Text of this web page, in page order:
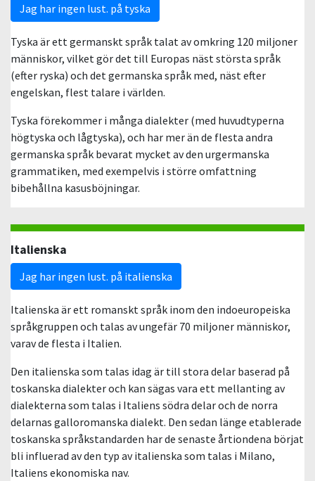
Jag har ingen lust. på tyska
Tyska är ett germanskt språk talat av omkring 120 miljoner
människor, vilket gör det till Europas näst största språk
(efter ryska) och det germanska språk med, näst efter
engelskan, flest talare i världen.
Tyska förekommer i många dialekter (med huvudtyperna
högtyska och lågtyska), och har mer än de flesta andra
germanska språk bevarat mycket av den urgermanska
grammatiken, med exempelvis i större omfattning
bibehållna kasusböjningar.
Italienska
Jag har ingen lust. på italienska
Italienska är ett romanskt språk inom den indoeuropeiska
språkgruppen och talas av ungefär 70 miljoner människor,
varav de flesta i Italien.
Den italienska som talas idag är till stora delar baserad på
toskanska dialekter och kan sägas vara ett mellanting av
dialekterna som talas i Italiens södra delar och de norra
delarnas galloromanska dialekt. Den sedan länge etablerade
toskanska språkstandarden har de senaste årtiondena börjat
bli influerad av den typ av italienska som talas i Milano,
Italiens ekonomiska nav.